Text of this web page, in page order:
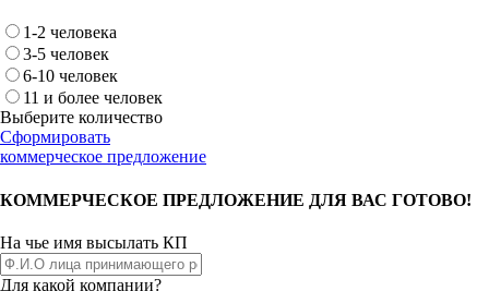
1-2 человека
3-5 человек
6-10 человек
11 и более человек
Выберите количество
Сформировать
коммерческое предложение
КОММЕРЧЕСКОЕ ПРЕДЛОЖЕНИЕ ДЛЯ ВАС ГОТОВО!
На чье имя высылать КП
Для какой компании?